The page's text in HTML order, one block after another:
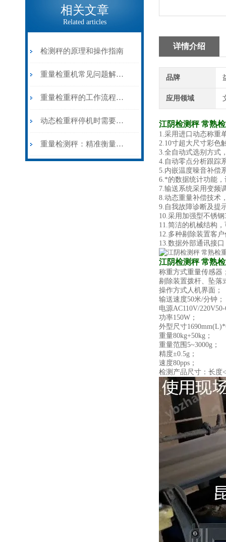
相关文章
Related articles
检测秤的原理和操作指南
重量检重机常见问题解决办法
重量检重秤的工作流程是什么？
动态检重秤停机时需要检查的方面有哪些？
重量检测秤：精准衡量，保障质量与合规性
详情介绍
品牌
应用领域
江阴检测秤 常熟
1.采用进口动态称重
2.10寸超大尺寸彩色
3.全自动式选别方式
4.自动零点分析跟踪
5.内嵌温度噪音补偿
6.*的数据统计功能
7.输送系统采用变频
8.动态重量补偿技术
9.自我故障诊断及提
10.采用加强型不锈
11.简洁的机械结构
12.多种剔除装置客
13.数据外部通讯接
江阴检测秤 常熟
称重方式重量传感器
剔除装置拨杆、坠落
操作方式人机界面；
输送速度50米/分钟；
电源AC110V/
功率150W；
外型尺寸
重量80kg+50kg；
重量范围5~3000g；
精度±0.5g；
速度80pps；
检测产品尺寸：长度